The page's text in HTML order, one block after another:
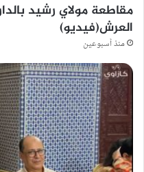
مقاطعة مولاي رشيد
العرش(فيديو)
منذ أسبوعين